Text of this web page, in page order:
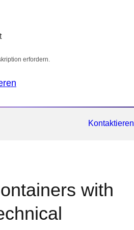
erfordern.
Kontaktieren
with